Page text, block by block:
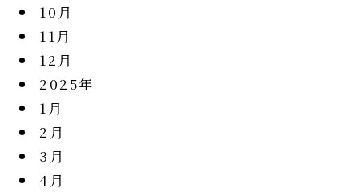
10月
11月
12月
2025年
1月
2月
3月
4月